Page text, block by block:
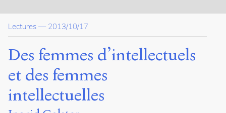
Des
femmes
d’intellectuels
et
des
femmes
intellectuelles
.
2013.
Sens
Lectures — 2013/10/17
Des femmes d’intellectuels
et des femmes
intellectuelles